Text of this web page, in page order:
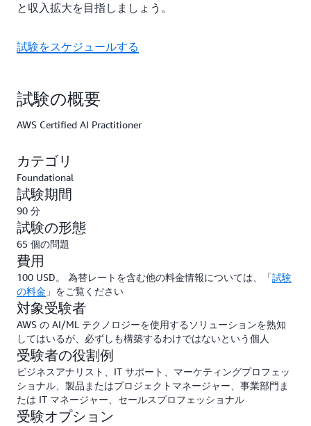
と収入拡大を目指しましょう。
試験をスケジュールする
試験の概要
AWS Certified AI Practitioner
カテゴリ
Foundational
試験期間
90 分
試験の形態
65 個の問題
費用
100 USD。 為替レートを含む他の料金情報については、「試験
の料金 」をご覧ください
対象受験者
AWS の AI/ML テクノロジーを使用するソリューションを熟知
してはいるが、必ずしも構築するわけではないという個人
受験者の役割例
ビジネスアナリスト、IT サポート、マーケティングプロフェッ
ショナル、製品またはプロジェクトマネージャー、事業部門ま
たは IT マネージャー、セールスプロフェッショナル
受験オプション